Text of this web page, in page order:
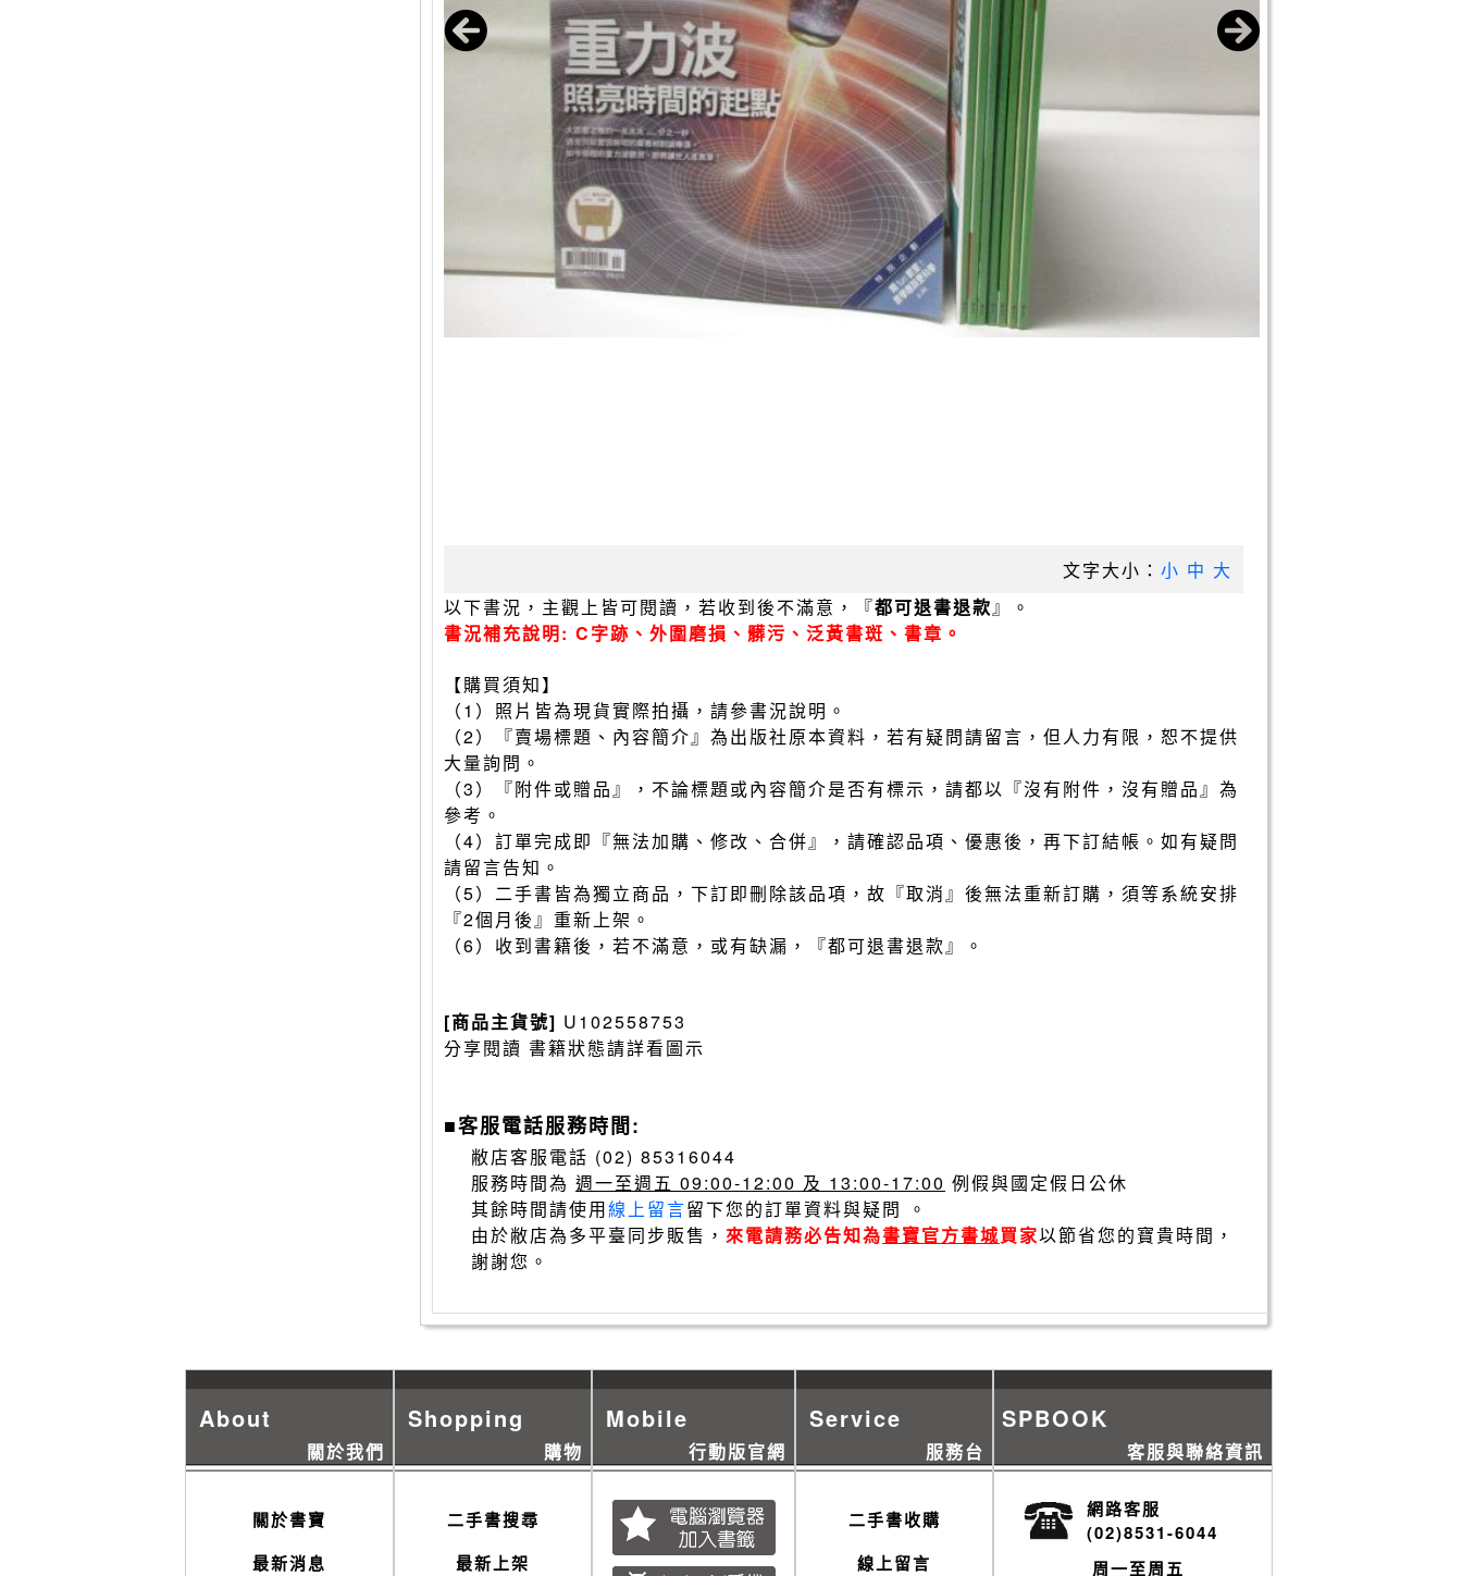
文字大小： 小 中 大
以下書況，主觀上皆可閱讀，若收到後不滿意，『都可退書退款』。
書況補充說明: C字跡、外圍磨損、髒污、泛黃書斑、書章。
【購買須知】
（1）照片皆為現貨實際拍攝，請參書況說明。
（2）『賣場標題、內容簡介』為出版社原本資料，若有疑問請留言，但人力有限，恕不提供
大量詢問。
（3）『附件或贈品』，不論標題或內容簡介是否有標示，請都以『沒有附件，沒有贈品』為
參考。
（4）訂單完成即『無法加購、修改、合併』，請確認品項、優惠後，再下訂結帳。如有疑問
請留言告知。
（5）二手書皆為獨立商品，下訂即刪除該品項，故『取消』後無法重新訂購，須等系統安排
『2個月後』重新上架。
（6）收到書籍後，若不滿意，或有缺漏，『都可退書退款』。
[商品主貨號] U102558753
分享閱讀 書籍狀態請詳看圖示
■客服電話服務時間:
敝店客服電話 (02) 85316044
服務時間為 週一至週五 09:00-12:00 及 13:00-17:00 例假與國定假日公休
其餘時間請使用線上留言留下您的訂單資料與疑問 。
由於敝店為多平臺同步販售， 來電請務必告知為書寶官方書城買家以節省您的寶貴時間，
謝謝您。
About
關於我們
關於書寶
最新消息
Shopping
購物
二手書搜尋
最新上架
Mobile
行動版官網
Service
服務台
二手書收購
線上留言
SPBOOK
客服與聯絡資訊
網路客服
(02)8531-6044
周一至周五